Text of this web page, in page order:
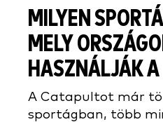
MILYEN
MELY
HASZNÁLJÁK
A Catapultot már
sportágban, több